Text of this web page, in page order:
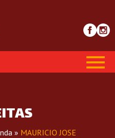
» MAURICIO JOSE